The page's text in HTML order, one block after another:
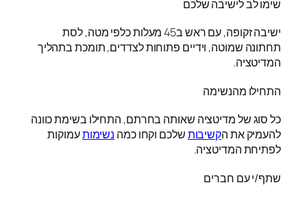
שימו לב לישיבה שלכם
ישיבה זקופה, עם ראש ב45 מעלות כלפי מטה, לסת
תחתונה שמוטה, וידיים פתוחות לצדדים, תומכת בתהליך
המדיטציה.
התחילו מהנשימה
כל סוג של מדיטציה שאותה בחרתם, התחילו בשימת כוונה
להעמיק את הקשיבותשלכם וקחו כמה נשימותעמוקות
לפתיחת המדיטציה.
שתף/י עם חברים